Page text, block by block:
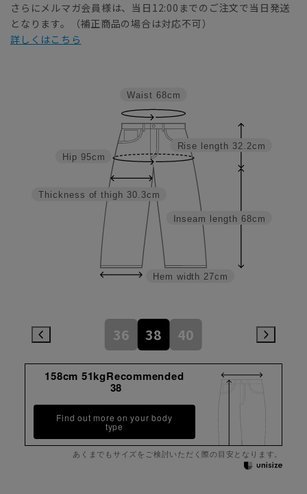
さらにメルマガ会員様は、当日12:00までのご注文で当日発送
となります。（補正商品の場合は対応不可）
詳しくはこちら
Inseam length 68cm
Rise length 32.2cm
Hem width 27cm
Thickness of thigh 30.3cm
Hip 95cm
Waist 68cm
36 38 40
158cm 51kgRecommended
38
Find out more on your body
type
あくまでもサイズをご検討いただく際の目安となります。